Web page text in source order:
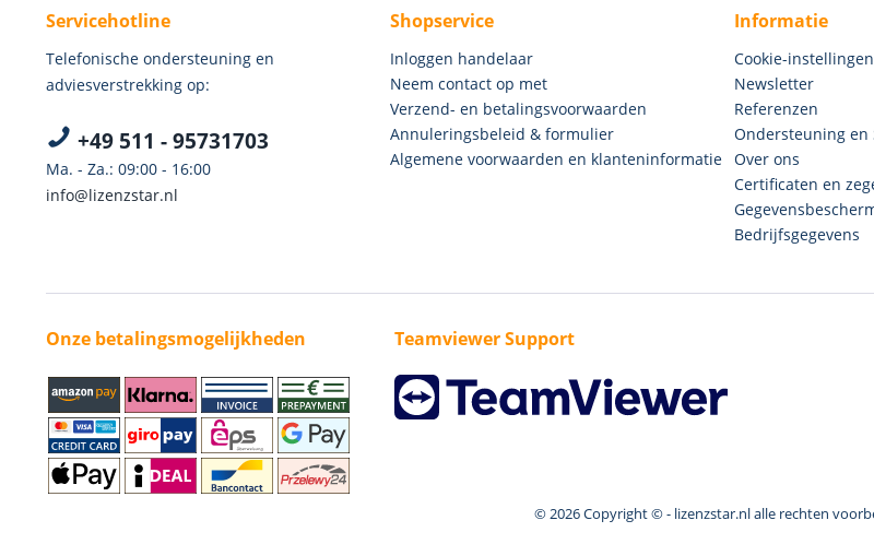
Servicehotline
Telefonische ondersteuning en
adviesverstrekking op:
+49 511 - 95731703
Ma. - Za.: 09:00 - 16:00
info@lizenzstar.nl
Shopservice
Inloggen handelaar
Neem contact op met
Verzend- en betalingsvoorwaarden
Annuleringsbeleid & formulier
Algemene voorwaarden en klanteninformatie
Informatie
Cookie-instellingen
Newsletter
Referenzen
Ondersteuning en
Over ons
Certificaten en
Bedrijfsgegevens
Onze betalingsmogelijkheden Teamviewer Support
© 2026 Copyright © - lizenzstar.nl alle rechten